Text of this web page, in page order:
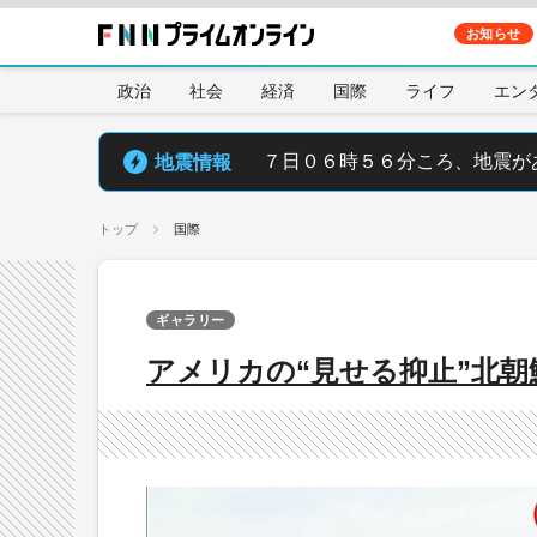
お知らせ
政治 社会 経済 国際 ライフ エン
地震情報 ７日０６時５６分ころ、地震が
トップ 国際
アメリカの“見せる抑止”北
ギャラリー